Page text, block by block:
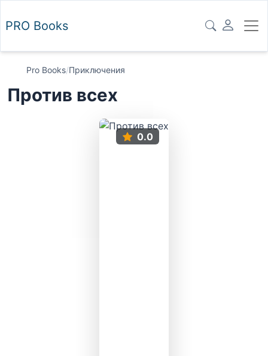
PRO Books
Pro Books/Приключения
Против всех
0.0